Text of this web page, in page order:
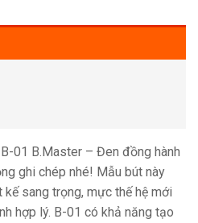
01 B.Master – Đen đồng hành
ghi chép nhé! Mẫu bút này
sang trọng, mực thế hệ mới
hợp lý. B-01 có khả năng tạo